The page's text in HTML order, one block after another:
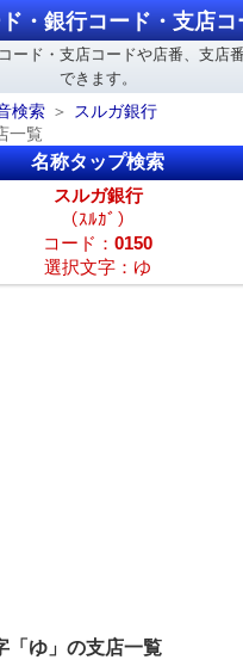
・銀行コード・支店コ
ード・支店コードや店番、支店
できます。
検索
スルガ銀行
一覧
名称タップ検索
スルガ銀行
（ｽﾙｶﾞ）
コード： 0150
選択文字：ゆ
「ゆ」の支店一覧